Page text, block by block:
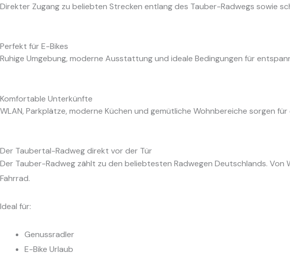
Direkter Zugang zu beliebten Strecken entlang des Tauber-Radwegs sowie
Perfekt für E-Bikes
Ruhige Umgebung, moderne Ausstattung und ideale Bedingungen für
Komfortable Unterkünfte
WLAN, Parkplätze, moderne Küchen und gemütliche Wohnbereiche sorgen
Der Taubertal-Radweg direkt vor der Tür
Der Tauber-Radweg zählt zu den beliebtesten Radwegen Deutschlands.
Fahrrad.
Ideal für:
Genussradler
E-Bike Urlaub